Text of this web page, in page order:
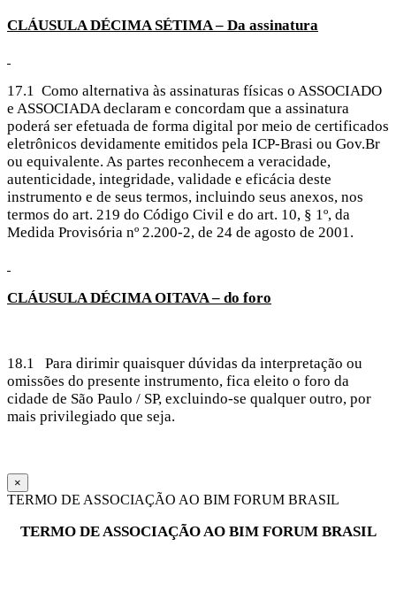
CLÁUSULADÉCIMA SÉTIMA – Da assinatura
17.1 Como alternativa às assinaturas físicas o ASSOCIADO
e ASSOCIADA declaram e concordam que a assinatura
poderá ser efetuada de forma digital por meio de certificados
eletrônicos devidamente emitidos pela ICP-Brasi ou Gov.Br
ou equivalente. As partes reconhecem a veracidade,
autenticidade, integridade, validade e eficácia deste
instrumento e de seus termos, incluindo seus anexos, nos
termos do art. 219 do Código Civil e do art. 10, § 1º, da
Medida Provisória nº 2.200-2, de 24 de agosto de 2001.
CLÁUSULADÉCIMA OITAVA – do foro
18.1 Para dirimir quaisquer dúvidas da interpretação ou
omissões do presente instrumento, fica eleito o foro da
cidade de São Paulo / SP, excluindo-se qualquer outro, por
mais privilegiado que seja.
×
TERMO DE ASSOCIAÇÃO AO BIM FORUM BRASIL
TERMO DE ASSOCIAÇÃO AO BIM FORUM BRASIL